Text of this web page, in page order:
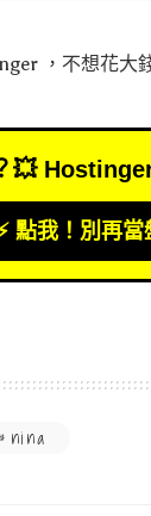
，不想花大
💥
點我！別再當
nina